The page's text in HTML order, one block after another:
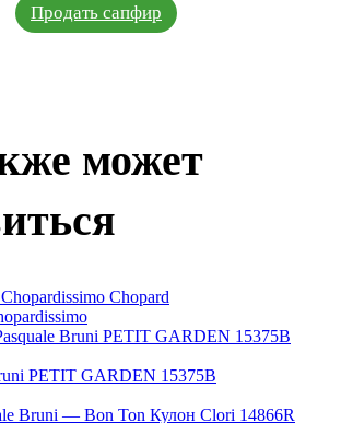
Продать сапфир
может
Chopard
Chopard Chopardissimo
PETIT GARDEN 15375B